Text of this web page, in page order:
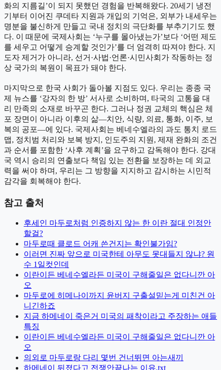
화의 지름길’이 되지 못했던 경험을 반복해왔다. 20세기 냉전
기부터 이어진 쿠데타 지원과 개입의 기억은, 외부가 내세우는
명분을 불신하게 만들고 국내 정치의 극단화를 부추기기도 했
다. 이 때문에 국제사회는 ‘누구를 몰아냈는가’보다 ‘어떤 제도
를 세우고 어떻게 승계할 것인가’를 더 엄격히 따져야 한다. 지
도자 제거가 아니라, 선거·사법·언론·시민사회가 작동하는 정
상 국가의 복원이 목표가 돼야 한다.
마지막으로 한국 사회가 돌아볼 지점도 있다. 우리는 종종 국
제 뉴스를 ‘강자의 한 방’ 서사로 소비하며, 타국의 고통을 대
리 만족의 소재로 바꾸곤 한다. 그러나 정권 교체의 핵심은 체
포 장면이 아니라 이후의 삶—치안, 식량, 의료, 통화, 이주, 보
복의 공포—에 있다. 국제사회는 베네수엘라의 과도 통치 로드
맵, 정치범 처리와 보복 방지, 인도주의 지원, 제재 완화의 조건
과 순서를 포함한 ‘사후 계획’을 요구하고 감독해야 한다. 강대
국 역시 승리의 연출보다 책임 있는 전환을 보장하는 데 외교
력을 써야 하며, 우리는 그 방향을 지지하고 감시하는 시민적
감각을 회복해야 한다.
참고 출처
후세인 마두로처럼 인증하지 않는 한 이란 절대 인정안
할걸?
마두로때 클로드 어캐 쓴건지는 확인불가임?
이러면 진짜 앞으로 미국한테 아무도 못대들지 않냐? 원
수 1일컷인데
이란이든 베네수엘라든 미국이 구해줄일은 없다니깐 아
오
마두로에 히메나이까지 윤버지 구출설믿는게 미친건 아
니긴하죠
지금 하메네이 죽은거 미국의 패착이라고 주장하는 애들
특징
이란이든 베네수엘라든 미국이 구해줄일은 없다니깐 아
오
의외로 마두로랑 다리 몇번 건너뛰면 아는새끼
하메네이 뒤졌다고 전쟁안끝나는 이유.txt